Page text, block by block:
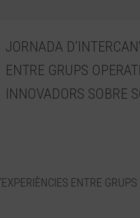
JORNADA
ENTRE GRUPS
INNOVADORS SOBRE
ENTRE